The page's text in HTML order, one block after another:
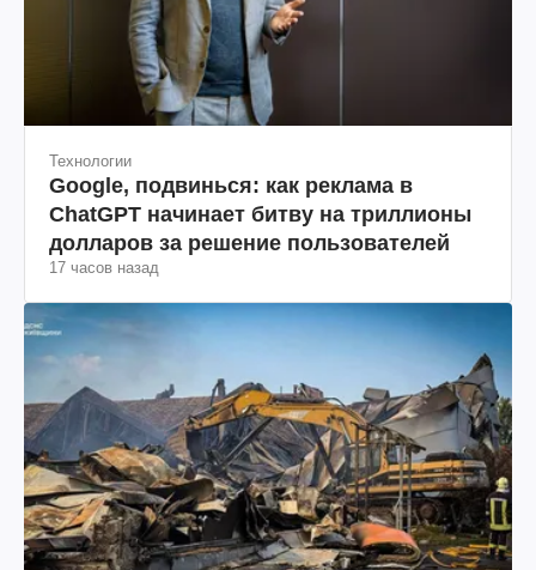
Технологии
Google, подвинься: как реклама в
ChatGPT начинает битву на триллионы
долларов за решение пользователей
17 часов назад